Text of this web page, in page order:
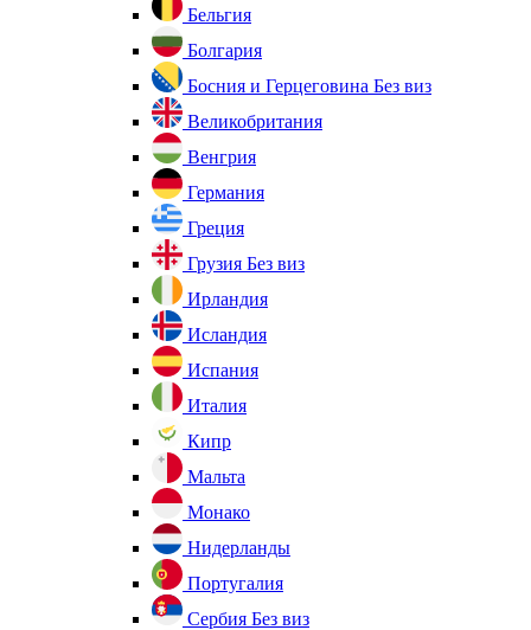
Бельгия
Болгария
Босния и Герцеговина Без виз
Великобритания
Венгрия
Германия
Греция
Грузия Без виз
Ирландия
Исландия
Испания
Италия
Кипр
Мальта
Монако
Нидерланды
Португалия
Сербия Без виз